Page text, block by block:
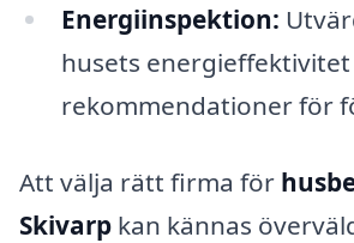
Energiinspektion:
husets energieffektivitet
rekommendationer för
Att välja rätt firma för
Skivarp kan kännas